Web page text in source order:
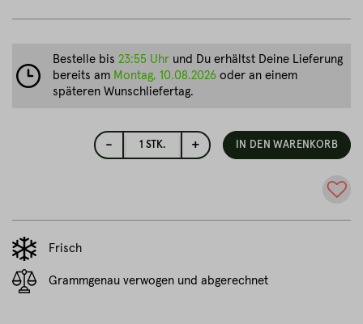
- 1 STK. + IN DEN WARENKORB
Frisch
Grammgenau verwogen und abgerechnet
Bestelle bis 23:55 Uhr und Du erhältst Deine Lieferung
bereits am Montag, 10.08.2026 oder an einem
späteren Wunschliefertag.